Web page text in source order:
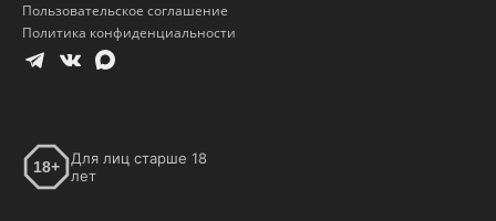
Пользовательское соглашение
Политика конфиденциальности
18+
Для лиц старше 18
лет